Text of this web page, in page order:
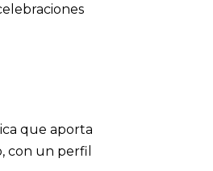
que aporta
con un perfil